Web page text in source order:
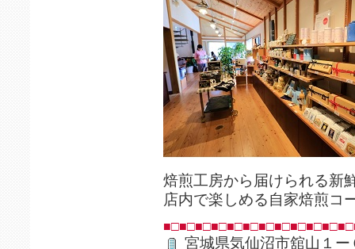
焙煎工房から届けられる新
店内で楽しめる自家焙煎コ
宮城県気仙沼市舘山１ー